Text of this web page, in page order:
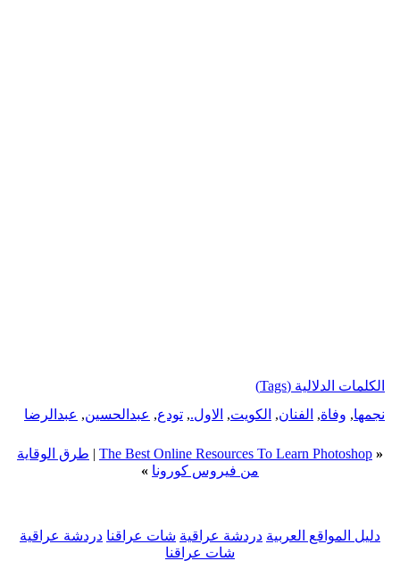
الكلمات الدلالية (Tags)
نجمها, وفاة, الفنان, الكويت, الاول., تودع, عبدالحسين, عبدالرضا
«
The Best Online Resources To Learn Photoshop
| طرق الوقاية
من فيروس كورونا »
دليل المواقع العربية دردشة عراقية شات عراقنا دردشة عراقية
شات عراقنا